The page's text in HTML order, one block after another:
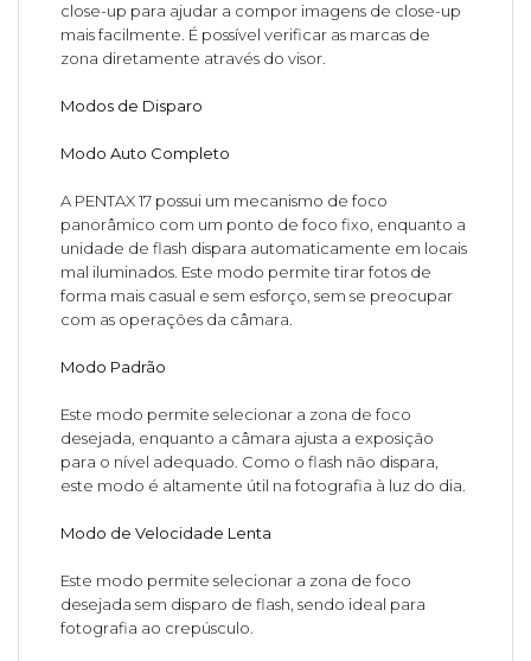
close-up para ajudar a compor imagens de close-up
mais facilmente. É possível verificar as marcas de
zona diretamente através do visor.
Modos de Disparo
Modo Auto Completo
A PENTAX 17 possui um mecanismo de foco
panorâmico com um ponto de foco fixo, enquanto a
unidade de flash dispara automaticamente em locais
mal iluminados. Este modo permite tirar fotos de
forma mais casual e sem esforço, sem se preocupar
com as operações da câmara.
Modo Padrão
Este modo permite selecionar a zona de foco
desejada, enquanto a câmara ajusta a exposição
para o nível adequado. Como o flash não dispara,
este modo é altamente útil na fotografia à luz do dia.
Modo de Velocidade Lenta
Este modo permite selecionar a zona de foco
desejada sem disparo de flash, sendo ideal para
fotografia ao crepúsculo.